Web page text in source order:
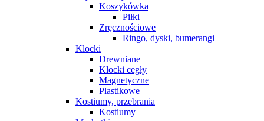
Koszykówka
Piłki
Zręcznościowe
Ringo, dyski, bumerangi
Klocki
Drewniane
Klocki cegły
Magnetyczne
Plastikowe
Kostiumy, przebrania
Kostiumy